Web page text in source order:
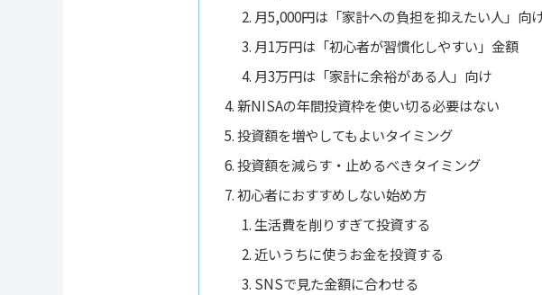
月5,000円は「家計への負担を抑えたい人」向
月1万円は「初心者が習慣化しやすい」金額
月3万円は「家計に余裕がある人」向け
新NISAの年間投資枠を使い切る必要はない
投資額を増やしてもよいタイミング
投資額を減らす・止めるべきタイミング
初心者におすすめしない始め方
生活費を削りすぎて投資する
近いうちに使うお金を投資する
SNSで見た金額に合わせる